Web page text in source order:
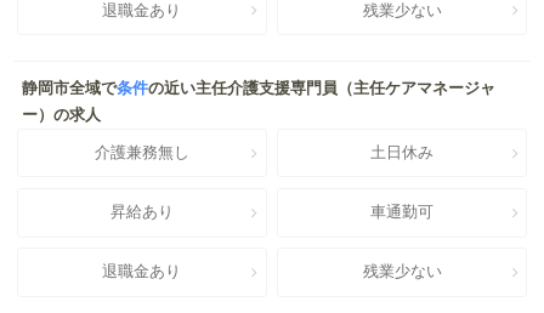
退職金あり 残業少ない
静岡市全域で条件の近い主任介護支援専門員（主任ケアマネージャ
ー）の求人
介護兼務無し 土日休み
昇給あり 車通勤可
退職金あり 残業少ない